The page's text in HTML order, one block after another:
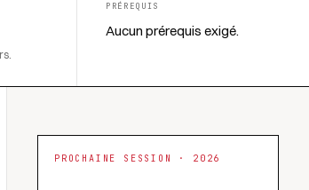
PRÉREQUIS
Aucun prérequis exigé.
PROCHAINE SESSION · 2026